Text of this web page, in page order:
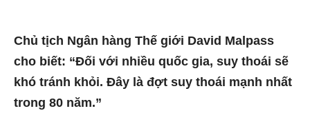
Chủ tịch Ngân hàng Thế giới David Malpass
cho biết: “Đối với nhiều quốc gia, suy thoái sẽ
khó tránh khỏi. Đây là đợt suy thoái mạnh nhất
trong 80 năm.”